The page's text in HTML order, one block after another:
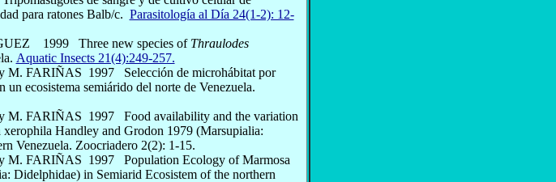
para ratones Balb/c. Parasitología al Día 24(1-2): 12-
1999 Three new species of Thraulodes
Aquatic Insects 21(4):249-257.
M. FARIÑAS 1997
Selección de microhábitat por
ecosistema semiárido del norte de Venezuela.
M. FARIÑAS 1997
Food availability and the variation
Handley and Grodon 1979 (Marsupialia:
Venezuela. Zoocriadero 2(2): 1-15.
M. FARIÑAS 1997
Population Ecology of Marmosa
Didelphidae) in Semiarid Ecosistem of the northern